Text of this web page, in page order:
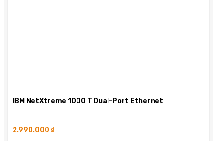
IBM NetXtreme 1000 T Dual-Port Ethernet
2.990.000 ₫